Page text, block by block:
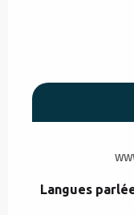
Langues
Langues